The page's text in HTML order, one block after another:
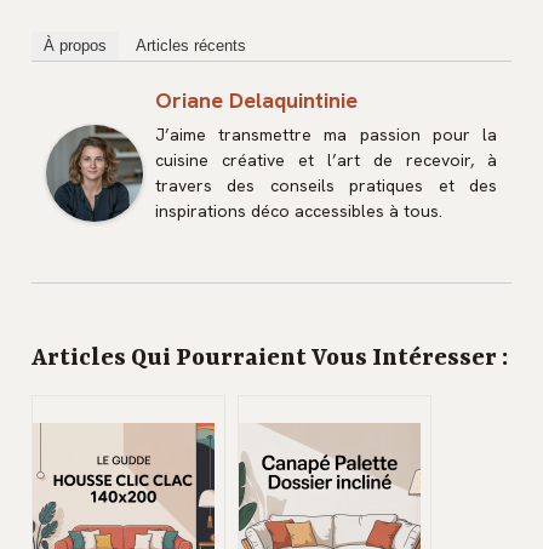
À propos Articles récents
Oriane Delaquintinie
J’aime transmettre ma passion pour la
cuisine créative et l’art de recevoir, à
travers des conseils pratiques et des
inspirations déco accessibles à tous.
Articles Qui Pourraient Vous Intéresser :